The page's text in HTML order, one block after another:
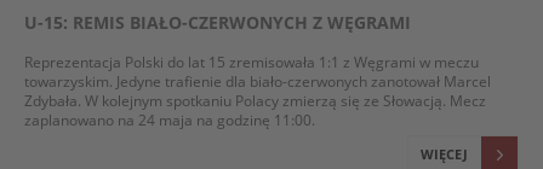
U-15: REMIS BIAŁO-CZERWONYCH Z WĘGRAMI
Reprezentacja Polski do lat 15 zremisowała 1:1 z Węgrami w meczu
towarzyskim. Jedyne trafienie dla biało-czerwonych zanotował Marcel
Zdybała. W kolejnym spotkaniu Polacy zmierzą się ze Słowacją. Mecz
zaplanowano na 24 maja na godzinę 11:00.
WIĘCEJ